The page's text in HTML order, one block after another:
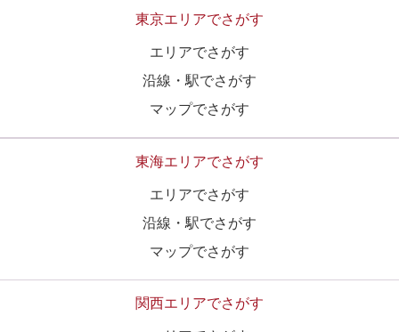
東京エリアでさがす
エリアでさがす
沿線・駅でさがす
マップでさがす
東海エリアでさがす
エリアでさがす
沿線・駅でさがす
マップでさがす
関西エリアでさがす